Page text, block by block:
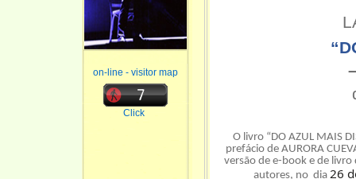
on-line - visitor map
Click
O livro “DO AZUL MAIS
prefácio de AURORA
versão de e-book e de livro
autores, no dia 26